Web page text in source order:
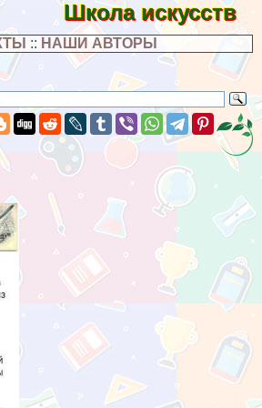
Школа искусств
:: НАШИ АВТОРЫ